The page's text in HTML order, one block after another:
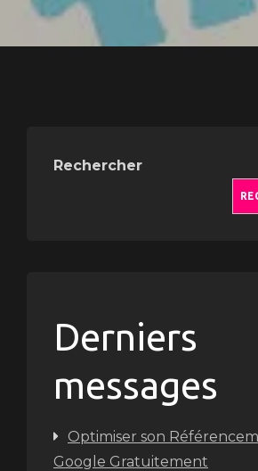
Rechercher
Derniers
messages
Optimiser son
Google Gratuitement